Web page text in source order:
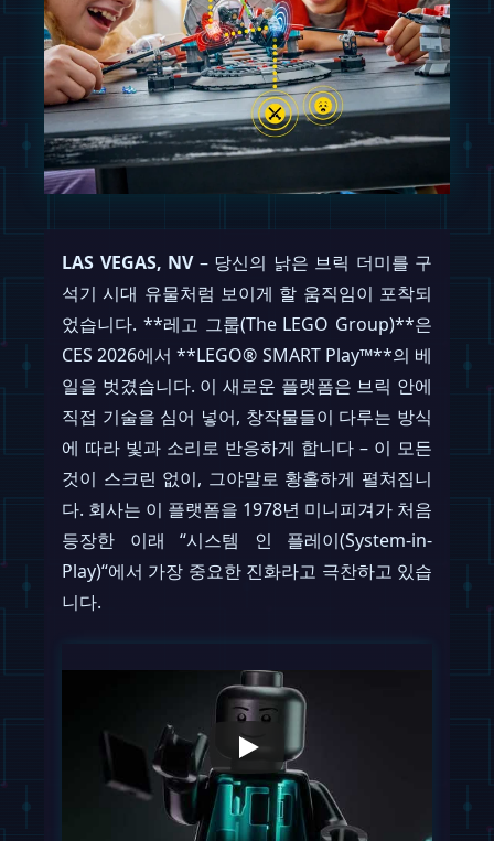
LAS VEGAS, NV– 당신의 낡은 브릭 더미를 구
석기 시대 유물처럼 보이게 할 움직임이 포착되
었습니다. **레고 그룹(The LEGO Group)**은
CES 2026에서 **LEGO® SMART Play™**의 베
일을 벗겼습니다. 이 새로운 플랫폼은 브릭 안에
직접 기술을 심어 넣어, 창작물들이 다루는 방식
에 따라 빛과 소리로 반응하게 합니다 – 이 모든
것이 스크린 없이, 그야말로 황홀하게 펼쳐집니
다. 회사는 이 플랫폼을 1978년 미니피겨가 처음
등장한 이래 “시스템 인 플레이(System-in-
Play)“에서 가장 중요한 진화라고 극찬하고 있습
니다.